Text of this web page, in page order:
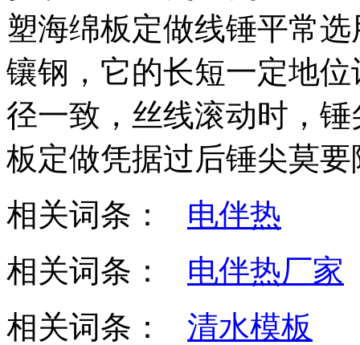
塑海绵板定做线锤平常
镶钢，它的长短一定地
径一致，丝线滚动时，
板定做凭据过后锤尖莫
相关词条： 电伴热
相关词条： 电伴热厂家
相关词条： 清水模板